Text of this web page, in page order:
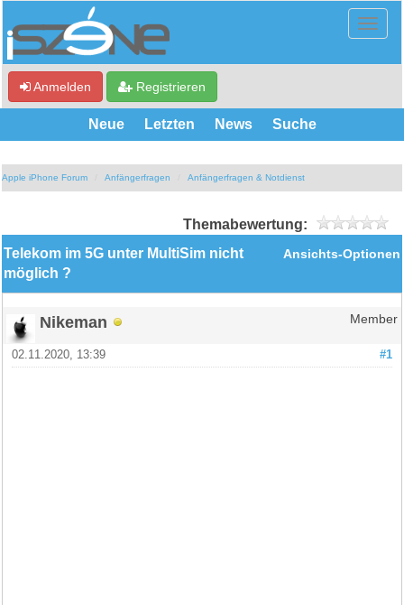
Anmelden Registrieren
Neue Letzten News Suche
Apple iPhone Forum Anfängerfragen Anfängerfragen & Notdienst
Themabewertung:
Ansichts-Optionen
Telekom im 5G unter MultiSim nicht
möglich ?
Nikeman Member
#1
02.11.2020, 13:39